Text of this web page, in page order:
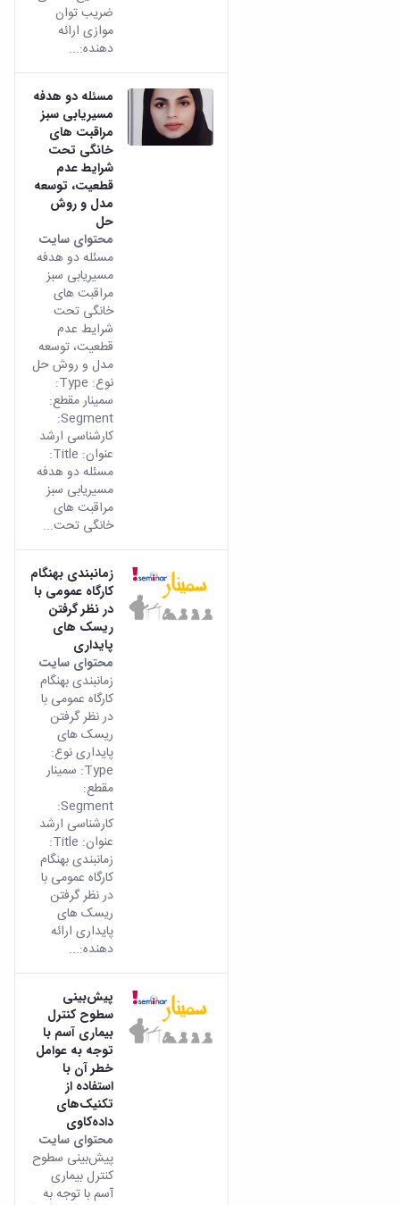
ضریب توان
موازی ارائه
دهنده:...
مسئله دو هدفه
مسیریابی سبز
مراقبت های
خانگی تحت
شرایط عدم
قطعیت، توسعه
مدل و روش
حل
محتوای سایت
مسئله دو هدفه
مسیریابی سبز
مراقبت های
خانگی تحت
شرایط عدم
قطعیت، توسعه
مدل و روش حل
نوع: Type:
سمینار مقطع:
Segment:
کارشناسی ارشد
عنوان: Title:
مسئله دو هدفه
مسیریابی سبز
مراقبت های
خانگی تحت...
زمانبندی بهنگام
کارگاه عمومی با
در نظر گرفتن
ریسک های
پایداری
محتوای سایت
زمانبندی بهنگام
کارگاه عمومی با
در نظر گرفتن
ریسک های
پایداری نوع:
Type: سمینار
مقطع:
Segment:
کارشناسی ارشد
عنوان: Title:
زمانبندی بهنگام
کارگاه عمومی با
در نظر گرفتن
ریسک های
پایداری ارائه
دهنده:...
پیش‌بینی
سطوح کنترل
بیماری آسم با
توجه به عوامل
خطر آن با
استفاده از
تکنیک‌های
داده‌کاوی
محتوای سایت
پیش‌بینی سطوح
کنترل بیماری
آسم با توجه به